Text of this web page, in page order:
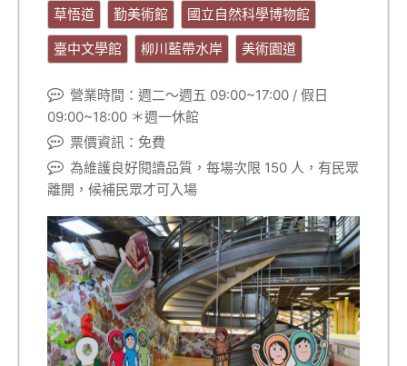
草悟道
勤美術館
國立自然科學博物館
臺中文學館
柳川藍帶水岸 美術園道
營業時間：週二～週五 09:00~17:00 / 假日
09:00~18:00 ＊週一休館
票價資訊：免費
為維護良好閱讀品質，每場次限 150 人，有民眾
離開，候補民眾才可入場